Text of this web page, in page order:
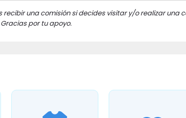
una comisión si decides visitar y/o realizar
por tu apoyo.